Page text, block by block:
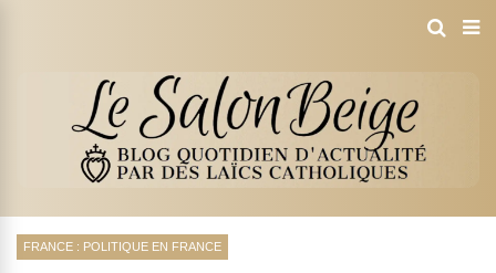
FRANCE : POLITIQUE EN FRANCE